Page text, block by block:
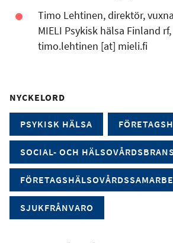
Timo Lehtinen, direktör,
MIELI Psykisk hälsa Finland
timo.lehtinen [at] mieli.fi
NYCKELORD
PSYKISK HÄLSA
SOCIAL- OCH
SJUKFRÅNVARO